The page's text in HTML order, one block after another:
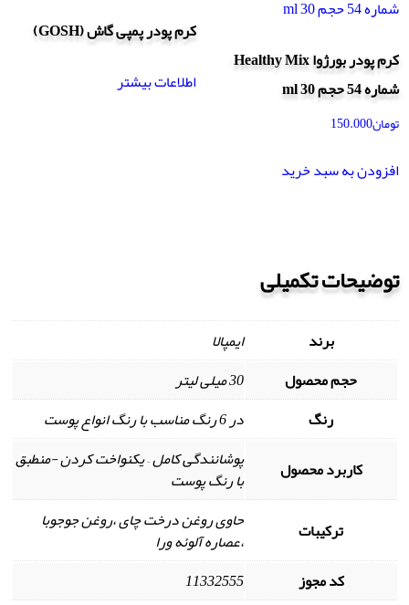
کرم پودر بورژوا Healthy Mix
شماره 54 حجم 30 ml
تومان150.000
افزودن به سبد خرید
کرم پودر پمپی گاش (GOSH)
اطلاعات بیشتر
توضیحات تکمیلی
برند
ایمپالا
حجم محصول
30 میلی لیتر
رنگ
در 6 رنگ مناسب با رنگ انواع پوست
کاربرد محصول
پوشانندگی کامل – یکنواخت کردن -منطبق
با رنگ پوست
ترکیبات
حاوی روغن درخت چای ،روغن جوجوبا
،عصاره آلوئه ورا
کد مجوز
11332555